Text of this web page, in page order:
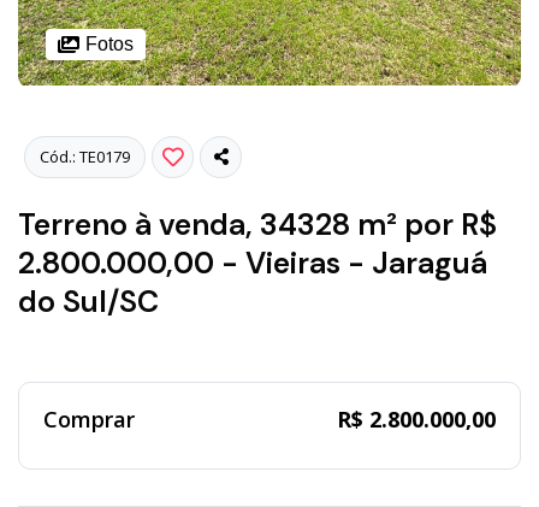
Fotos
Cód.: TE0179
Terreno à venda, 34328 m² por R$
2.800.000,00 - Vieiras - Jaraguá
do Sul/SC
Comprar R$ 2.800.000,00